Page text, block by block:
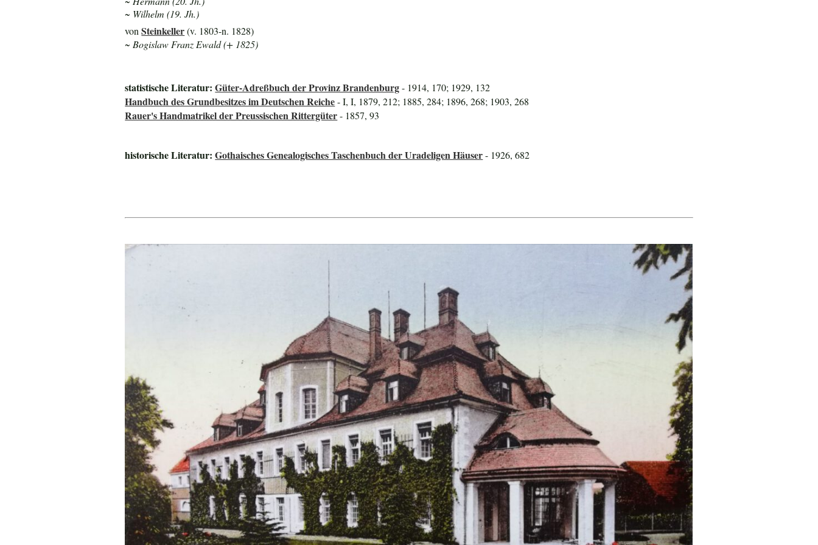
~ Wilhelm (19. Jh.)
vonSteinkeller(v. 1803-n. 1828)
~ Bogislaw Franz Ewald (+ 1825)
statistische Literatur:Güter-Adreßbuch der Provinz Brandenburg- 1914, 170; 1929, 132
Handbuch des Grundbesitzes im Deutschen Reiche- I, I, 1879, 212; 1885, 284; 1896, 268; 1903, 268
Rauer's Handmatrikel der Preussischen Rittergüter- 1857, 93
historische Literatur:Gothaisches Genealogisches Taschenbuch der Uradeligen Häuser- 1926, 682